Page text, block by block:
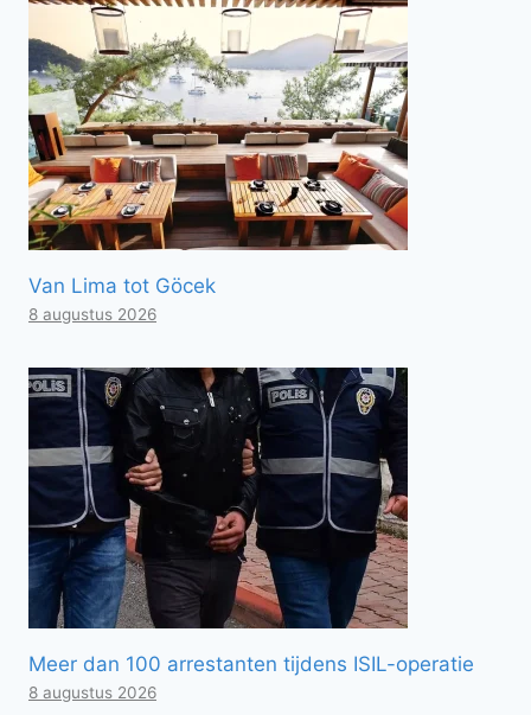
Van Lima tot Göcek
8 augustus 2026
Meer dan 100 arrestanten tijdens ISIL-operatie
8 augustus 2026